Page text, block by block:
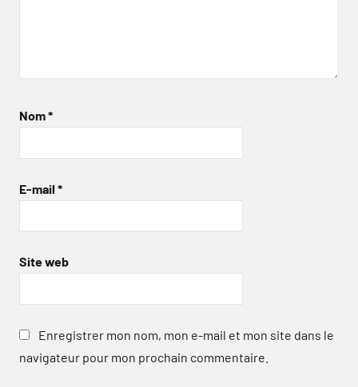
Nom*
E-mail *
Site web
Enregistrer mon nom, mon e-mail et mon site dans le
navigateur pour mon prochain commentaire.